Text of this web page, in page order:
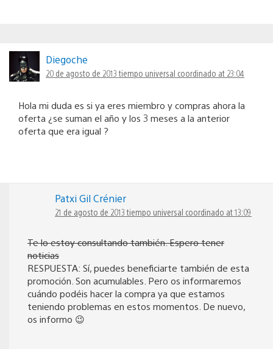
Diegoche
20 de agosto de 2013 tiempo universal coordinado at 23:04
Hola mi duda es si ya eres miembro y compras ahora la
oferta ¿se suman el año y los 3 meses a la anterior
oferta que era igual ?
Patxi Gil Crénier
21 de agosto de 2013 tiempo universal coordinado at 13:09
Te lo estoy consultando también. Espero tener
noticias
RESPUESTA: Sí, puedes beneficiarte también de esta
promoción. Son acumulables. Pero os informaremos
cuándo podéis hacer la compra ya que estamos
teniendo problemas en estos momentos. De nuevo,
os informo 😉